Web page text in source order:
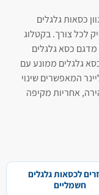
כסאות גלגלים
לכל צורך. בקטלוג
כסא גלגלים
גלגלים ממונע עם
המאפשרים שינוי
אחריות מקיפה
לכסאות גלגלים
חשמליים